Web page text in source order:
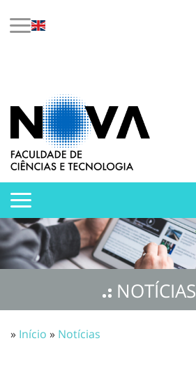
NOTÍCIAS
» Início » Notícias